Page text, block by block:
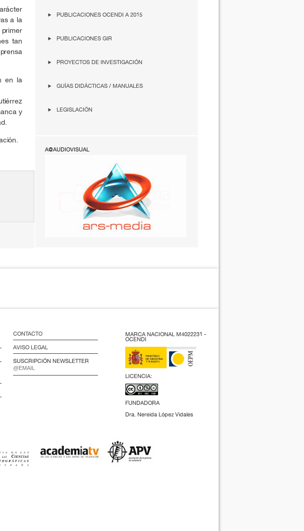
PUBLICACIONES OCENDI A 2015
PUBLICACIONES GIR
PROYECTOS DE INVESTIGACIÓN
GUÍAS DIDÁCTICAS / MANUALES
LEGISLACIÓN
A@AUDIOVISUAL
a la
tan
en la
y
CONTACTO
AVISO LEGAL
SUSCRIPCIÓN NEWSLETTER
MARCA NACIONAL M4022231 -
OCENDI
LICENCIA:
FUNDADORA
Dra. Nereida López Vidales